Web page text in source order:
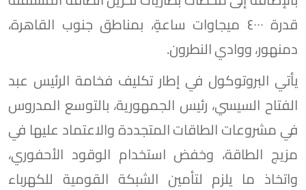
قدرة ٤٠٠٠ ميجاوات ساعةٍ، بمناطق جنوب القاهرة،
دمنهور، ووادي النطرون.
يأتي البروتوكول في إطار تكليف فخامة الرئيس عبد
الفتاح السيسي، رئيس الجمهورية، بالتوسع المدروس
في مشروعات الطاقات المتجددة والاعتماد عليها في
مزيج الطاقة، وخفض استخدام الوقود الأحفوري،
واتخاذ ما يلزم لتأمين الشبكة القومية للكهرباء